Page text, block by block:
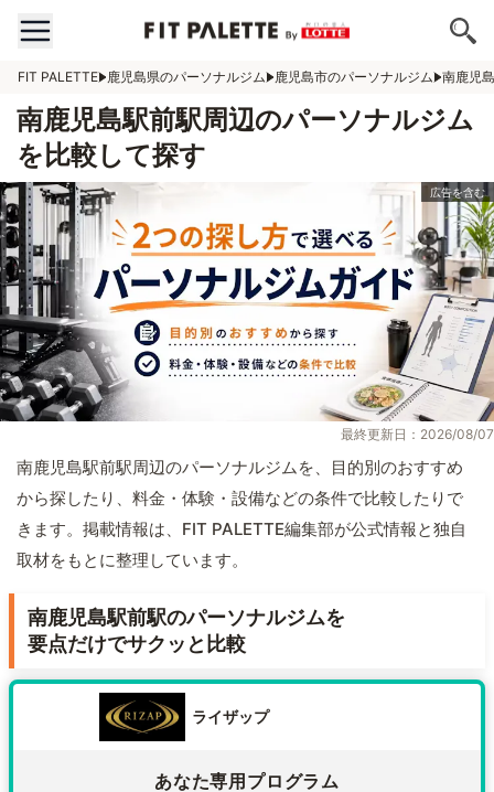
FIT PALETTE 鹿児島県のパーソナルジム 鹿児島市のパーソナルジム 南鹿児
南鹿児島駅前駅周辺のパーソナルジム
を比較して探す
最終更新日：2026/08/07
南鹿児島駅前駅周辺のパーソナルジムを、目的別のおすすめ
から探したり、料金・体験・設備などの条件で比較したりで
きます。掲載情報は、FIT PALETTE編集部が公式情報と独自
取材をもとに整理しています。
南鹿児島駅前駅のパーソナルジムを
要点だけでサクッと比較
ライザップ
あなた専用プログラム